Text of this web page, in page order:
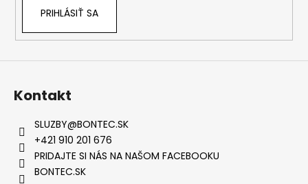
PRIHLÁSIŤ SA
Kontakt
SLUZBY@BONTEC.SK
+421 910 201 676
PRIDAJTE SI NÁS NA NAŠOM FACEBOOKU
BONTEC.SK